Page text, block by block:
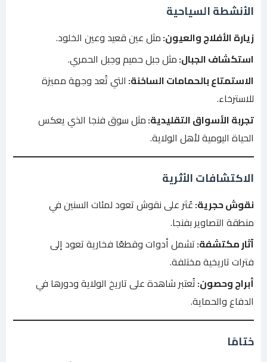
الأنشطة السياحية
زيارة الأفلاج والعيون:مثل عين قعيد وعين الخلود.
استكشاف الجبال:مثل جبل حميم وجبل الحمري.
الاستمتاع بالحمامات الساخنة: التي تُعد وجهة مميزة
للاسترخاء.
تجربة الأسواق التقليدية:مثل سوق فنجا الذي يعكس
الحياة اليومية لأهل الولاية.
الاكتشافات الأثرية
نقوش حجرية:عُثر على نقوش تعود لمئات السنين في
منطقة التصاوير بفنجا.
آثار مكتشفة:تشمل أدوات وقطعًا فخارية تعود إلى
فترات تاريخية مختلفة.
أبراج وحصون:تُعتبر شاهدة على تاريخ الولاية ودورها في
الدفاع والحماية.
ختامًا